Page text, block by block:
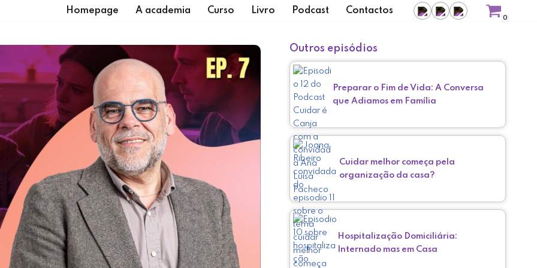
Homepage A academia Curso Livro Podcast Contactos
0
Outros episódios
Preparar o Fim de Vida: A Conversa
que Adiamos em Família
Cuidar melhor começa pela
organização da casa?
Hospitalização Domiciliária:
Internado mas em Casa